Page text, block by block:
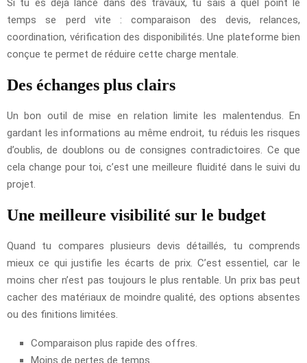
temps se perd vite : comparaison des devis, relances,
coordination, vérification des disponibilités. Une plateforme bien
conçue te permet de réduire cette charge mentale.
Des échanges plus clairs
Un bon outil de mise en relation limite les malentendus. En
gardant les informations au même endroit, tu réduis les risques
d’oublis, de doublons ou de consignes contradictoires. Ce que
cela change pour toi, c’est une meilleure fluidité dans le suivi du
projet.
Une meilleure visibilité sur le budget
Quand tu compares plusieurs devis détaillés, tu comprends
mieux ce qui justifie les écarts de prix. C’est essentiel, car le
moins cher n’est pas toujours le plus rentable. Un prix bas peut
cacher des matériaux de moindre qualité, des options absentes
ou des finitions limitées.
Comparaison plus rapide des offres.
Moins de pertes de temps.